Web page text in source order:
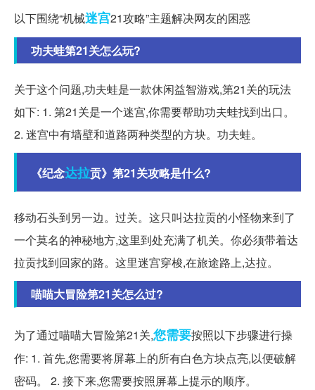
以下围绕“机械迷宫21攻略”主题解决网友的困惑
功夫蛙第21关怎么玩?
关于这个问题,功夫蛙是一款休闲益智游戏,第21关的玩法
如下: 1. 第21关是一个迷宫,你需要帮助功夫蛙找到出口。
2. 迷宫中有墙壁和道路两种类型的方块。功夫蛙。
《纪念达拉贡》第21关攻略是什么?
移动石头到另一边。过关。这只叫达拉贡的小怪物来到了
一个莫名的神秘地方,这里到处充满了机关。你必须带着达
拉贡找到回家的路。这里迷宫穿梭,在旅途路上,达拉。
喵喵大冒险第21关怎么过?
为了通过喵喵大冒险第21关,您需要按照以下步骤进行操
作: 1. 首先,您需要将屏幕上的所有白色方块点亮,以便破解
密码。 2. 接下来,您需要按照屏幕上提示的顺序。